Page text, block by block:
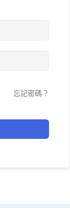
忘記密碼？